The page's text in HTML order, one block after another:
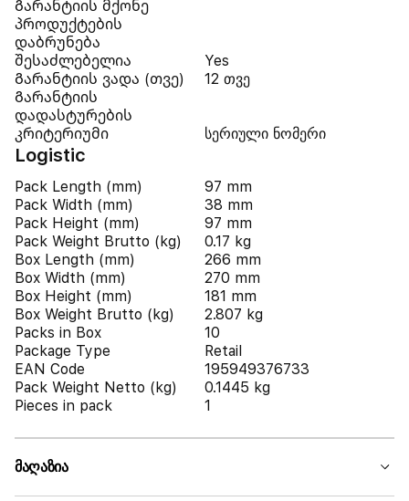
Გარანტიის მქონე
პროდუქტების
დაბრუნება
შესაძლებელია
Yes
Გარანტიის ვადა (თვე)
12 თვე
Გარანტიის
დადასტურების
კრიტერიუმი
სერიული ნომერი
Logistic
Pack Length (mm)
97 mm
Pack Width (mm)
38 mm
Pack Height (mm)
97 mm
Pack Weight Brutto (kg)
0.17 kg
Box Length (mm)
266 mm
Box Width (mm)
270 mm
Box Height (mm)
181 mm
Box Weight Brutto (kg)
2.807 kg
Packs in Box
10
Package Type
Retail
EAN Code
195949376733
Pack Weight Netto (kg)
0.1445 kg
Pieces in pack
1
მაღაზია